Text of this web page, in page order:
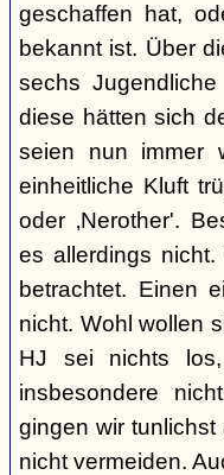
geschaffen hat,
bekannt ist. Über
sechs
diese hätten sich
seien nun immer
einheitliche Kluft
oder ‚Nerother'.
es allerdings
betrachtet. Einen
nicht. Wohl wollen
HJ sei nichts
insbesondere
gingen wir
nicht vermeiden.